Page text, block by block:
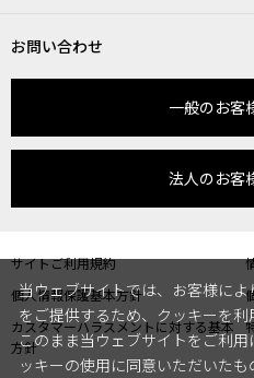
お問い合わせ
一般のお客
法人のお客
サイトご利用規約
個人情報保護基本方針
カスタマーハラスメントに対する基本
方針
当ウェブサイトでは、お客様によ
をご提供するため、クッキーを利
このまま当ウェブサイトをご利用
ッキーの使用に同意いただいたも